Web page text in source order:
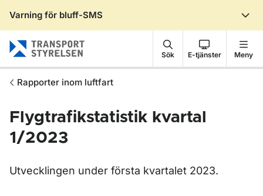
Varning för bluff-SMS
Sök E-tjänster Meny
Rapporter inom luftfart
Flygtrafikstatistik kvartal
1/2023
Utvecklingen under första kvartalet 2023.